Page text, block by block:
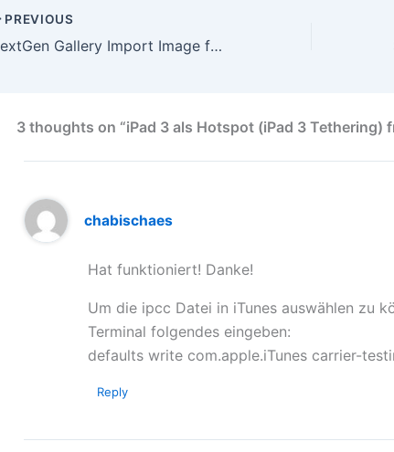
PREVIOUS
NextGen Gallery Import Image folder – fix
3 thoughts on “iPad 3 als Hotspot (iPad 3 Tethering)
chabischaes
Hat funktioniert! Danke!
Um die ipcc Datei in iTunes auswählen zu
Terminal folgendes eingeben:
defaults write com.apple.iTunes carrier-
Reply